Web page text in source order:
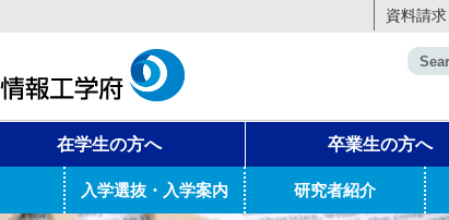
資料請求
在学生の方へ 卒業生の方へ
入学選抜・入学案内 研究者紹介